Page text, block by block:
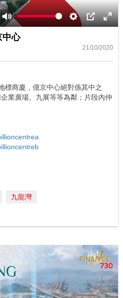
Mute Settings
PIP
中心
21/10/2020
標商廈，億京中心絕對係其中之
業廣場、九展等等為鄰；片段內仲
九龍灣